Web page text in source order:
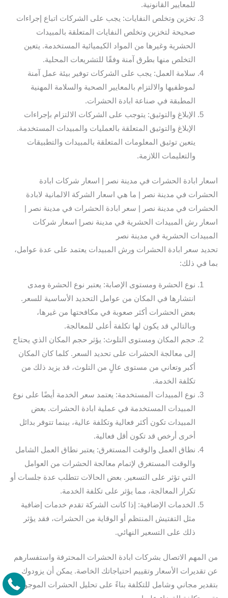
للمعايير القانونية.
تخزين وتخلص النفايات: يجب على الشركات اتباع إجراءات
صحيحة لتخزين وتخلص النفايات المتعلقة بالمبيدات
الحشرية وغيرها من المواد الكيميائية المستخدمة. يتعين
التخلص منها بطرق آمنة وفقًا للتشريعات المحلية.
سلامة العمل: يجب على الشركات توفير بيئة عمل آمنة
لموظفيها والالتزام بالمعايير الصحية والسلامة المهنية
المطبقة في صناعة ابادة الحشرات.
الإبلاغ والتوثيق: يتوجب على الشركات الالتزام بإجراءات
الإبلاغ والتوثيق المتعلقة بالعمليات والمبيدات المستخدمة.
يتعين توثيق المعلومات المتعلقة بالمبيدات والتطبيقات
والتعليمات اللازمة.
اسعار ابادة الحشرات في مدينة نصر | اسعار شركات ابادة
الحشرات في مدينة نصر | ما هي اسعار الشركة الالمانية لابادة
الحشرات في مدينة نصر | سعر ابادة الحشرات في مدينة نصر |
اسعار رش المبيدات الحشرية في مدينة نصر| اسعار شركات
المبيدات الحشرية في مدينة نصر
تحديد سعر ابادة الحشرات ورش المبيدات يعتمد على عدة عوامل،
بما في ذلك:
نوع الحشرة ومستوى الإصابة: يعتبر نوع الحشرة ومدى
انتشارها في المكان من عوامل التحديد الأساسية للسعر.
بعض الحشرات أكثر صعوبة في مكافحتها من غيرها،
وبالتالي قد يكون لها تكلفة أعلى للمعالجة.
حجم المكان ومستوى التلوث: يؤثر حجم المكان الذي يحتاج
إلى معالجة الحشرات على تحديد السعر. كلما كان المكان
أكبر وتعاني من مستوى عالٍ من التلوث، قد يزيد ذلك من
تكلفة الخدمة.
نوع المبيدات المستخدمة: يعتمد سعر الخدمة أيضًا على نوع
المبيدات المستخدمة في عملية ابادة الحشرات. بعض
المبيدات تكون أكثر فعالية وتكلفة عالية، بينما تتوفر بدائل
أخرى أرخص قد تكون أقل فعالية.
نطاق العمل والوقت المستغرق: يعتبر نطاق العمل الشامل
والوقت المستغرق لإتمام معالجة الحشرات من العوامل
التي تؤثر على التسعير. بعض الحالات تتطلب عدة جلسات أو
تكرار المعالجة، مما يؤثر على تكلفة الخدمة.
الخدمات الإضافية: إذا كانت الشركة تقدم خدمات إضافية
مثل التفتيش المنتظم أو الوقاية من الحشرات، فقد يؤثر
ذلك على التسعير النهائي.
من المهم الاتصال بشركات ابادة الحشرات المحترفة واستفسارهم
عن تقديرات الأسعار وتقييم احتياجاتك الخاصة. يمكن أن يزودوك
بتقدير مجاني وشامل للتكلفة بناءً على تحليل الحشرات الموجودة و